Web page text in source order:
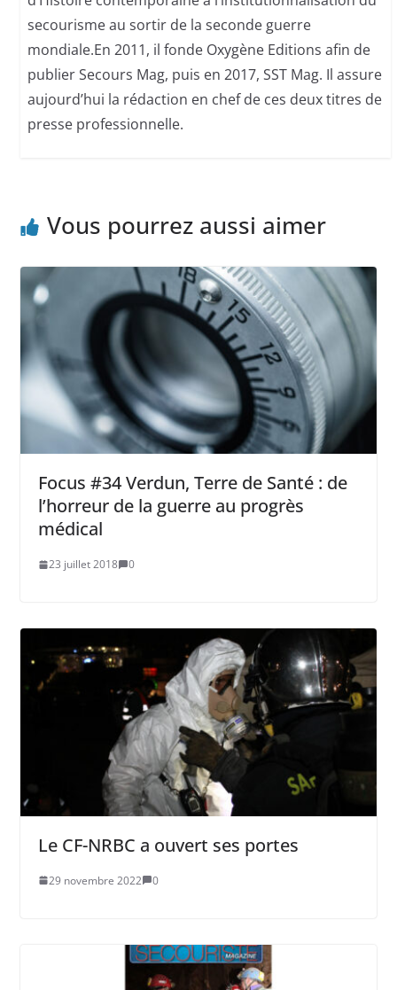
secourisme au sortir de la seconde guerre
mondiale.En 2011, il fonde Oxygène Editions afin de
publier Secours Mag, puis en 2017, SST Mag. Il assure
aujourd’hui la rédaction en chef de ces deux titres de
presse professionnelle.
Vous pourrez aussi aimer
Focus #34 Verdun, Terre de Santé : de
l’horreur de la guerre au progrès
médical
23 juillet 2018 0
Le CF-NRBC a ouvert ses portes
29 novembre 2022 0